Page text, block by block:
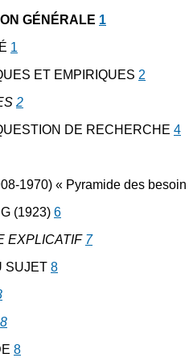
GÉNÉRALE 1
1
ET EMPIRIQUES 2
2
DE RECHERCHE 4
1970) « Pyramide des
(1923) 6
EXPLICATIF 7
SUJET 8
8
8